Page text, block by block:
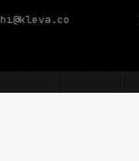
hi@kleva.co